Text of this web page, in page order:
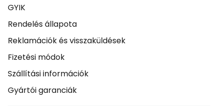
GYIK
Rendelés állapota
Reklamációk és visszaküldések
Fizetési módok
Szállítási információk
Gyártói garanciák